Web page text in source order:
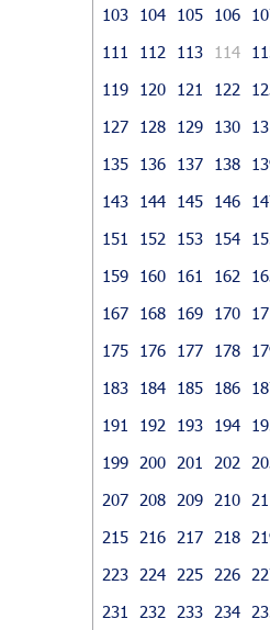
103
104 105 106
111
112 113 114
119
120 121 122
127
128 129 130
135
136 137 138
143
144 145 146
151
152 153 154
159
160 161 162
167
168 169 170
175
176 177 178
183
184 185 186
191
192 193 194
199
200 201 202
207
208 209 210
215
216 217 218
223
224 225 226
231
232 233 234